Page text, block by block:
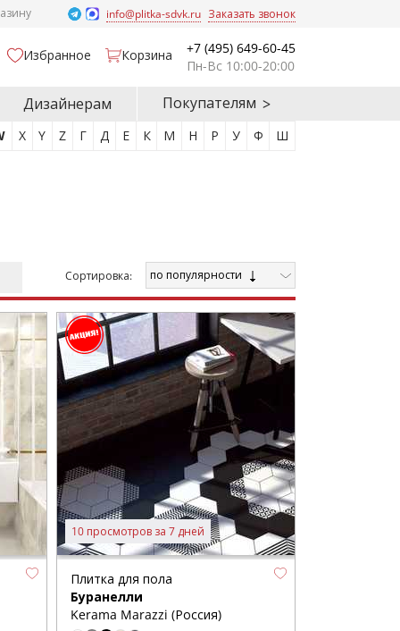
info@plitka-sdvk.ru Заказать звонок
Избранное Корзина
+7 (495) 649-60-45
Пн-Вс 10:00-20:00
Дизайнерам Покупателям
X Y Z Г Д Е К М Н Р У Ф Ш
Cортировка: по популярности
10 просмотров за 7 дней
Плитка для пола
Буранелли
Kerama Marazzi (Россия)